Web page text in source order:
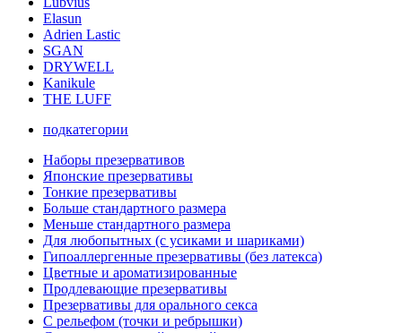
Elasun
Adrien Lastic
SGAN
DRYWELL
Kanikule
THE LUFF
подкатегории
Наборы презервативов
Японские презервативы
Тонкие презервативы
Больше стандартного размера
Меньше стандартного размера
Для любопытных (с усиками и шариками)
Гипоаллергенные презервативы (без латекса)
Цветные и ароматизированные
Продлевающие презервативы
Презервативы для орального секса
С рельефом (точки и ребрышки)